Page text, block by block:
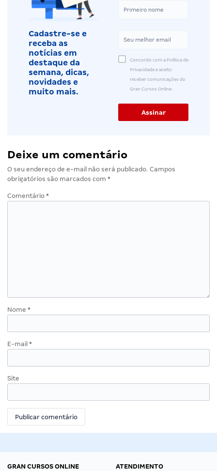
Cadastre-se e
receba as
notícias em
destaque da
semana, dicas,
novidades e
muito mais.
Concordo com a Política de
Privacidade e aceito
receber comunicações do
Gran Cursos Online.
Deixe um comentário
O seu endereço de e-mail não será publicado. Campos
obrigatórios são marcados com *
Comentário *
Nome *
E-mail *
Site
GRAN CURSOS ONLINE
ATENDIMENTO